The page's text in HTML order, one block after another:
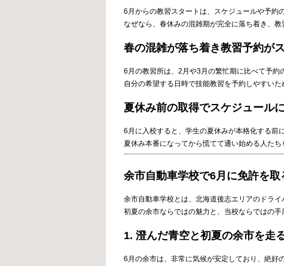
6月からの教習スタートは、スケジュールや予約
なぜなら、春休みの混雑期が完全に落ち着き、
春の混雑が落ち着き教習予約が
6月の教習所は、2月や3月の繁忙期に比べて予約
自分の希望する日時で技能教習を予約しやすい
夏休み前の取得でスケジュール
6月に入校すると、学生の夏休みが本格化する前
夏休み本番になってから慌てて通い始める人た
余市自動車学校で6月に免許を取
余市自動車学校とは、北海道後志エリアのドラ
初夏の余市ならではの魅力と、当校ならではの
1. 澄んだ青空と初夏の余市を走
6月の余市は、非常に気候が安定しており、絶好